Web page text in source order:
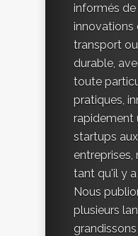
informés
innovations
transport
durable,
toute
pratiques,
rapidement
startups
tant qu'il y
Nous
plusieurs